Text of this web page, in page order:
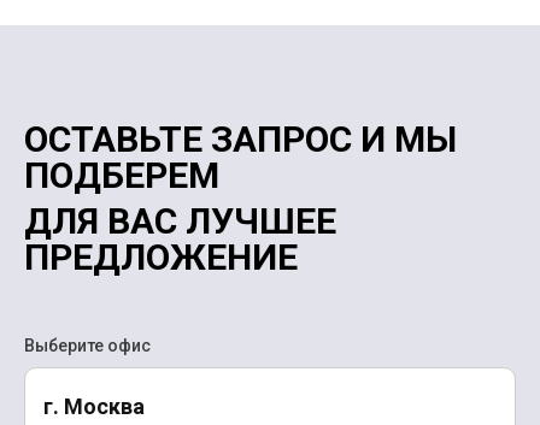
ОСТАВЬТЕ ЗАПРОС И МЫ
ПОДБЕРЕМ
ДЛЯ ВАС ЛУЧШЕЕ
ПРЕДЛОЖЕНИЕ
Выберите офис
г. Москва